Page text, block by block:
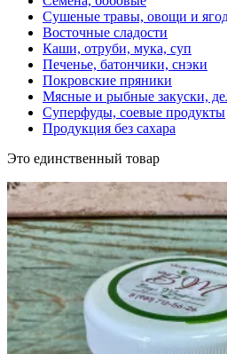
Сушеные травы, овощи и
Восточные сладости
Каши, отруби, мука, суп
Печенье, батончики, снэки
Покровские пряники
Мясные и рыбные закуски,
Суперфуды, соевые продукты
Продукция без сахара
Это единственный товар